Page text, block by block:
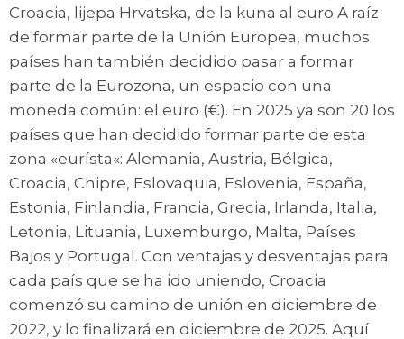
Croacia, lijepa Hrvatska, de la kuna al euro A raíz
de formar parte de la Unión Europea, muchos
países han también decidido pasar a formar
parte de la Eurozona, un espacio con una
moneda común: el euro (€). En 2025 ya son 20 los
países que han decidido formar parte de esta
zona «eurísta«: Alemania, Austria, Bélgica,
Croacia, Chipre, Eslovaquia, Eslovenia, España,
Estonia, Finlandia, Francia, Grecia, Irlanda, Italia,
Letonia, Lituania, Luxemburgo, Malta, Países
Bajos y Portugal. Con ventajas y desventajas para
cada país que se ha ido uniendo, Croacia
comenzó su camino de unión en diciembre de
2022, y lo finalizará en diciembre de 2025. Aquí